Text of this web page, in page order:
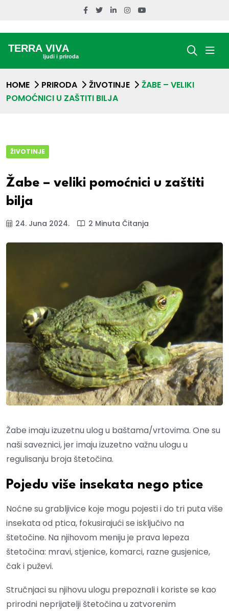
HOME PRIRODA ŽIVOTINJE
ŽABE – VELIKI
POMOĆNICI U ZAŠTITI BILJA
ŽIVOTINJE
Žabe – veliki pomoćnici u zaštiti
bilja
24. Juna 2024. 2 Minuta Čitanja
Žabe imaju izuzetnu ulog u baštama/vrtovima. One su
naši saveznici, jer imaju izuzetno važnu ulogu u
regulisanju broja štetočina.
Pojedu više insekata nego ptice
Noćne su grabljivice koje mogu pojesti i do tri puta više
insekata od ptica, fokusirajući se isključivo na
štetočine. Na njihovom meniju je prava lepeza
štetočina: mravi, stjenice, komarci, razne gusjenice,
čak i puževi.
Stručnjaci su njihovu ulogu prepoznali i koriste se kao
prirodni neprijatelji štetočina u zatvorenim